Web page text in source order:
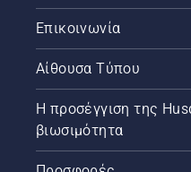
Επικοινωνία
Αίθουσα Τύπου
Η προσέγγιση της
βιωσιμότητα